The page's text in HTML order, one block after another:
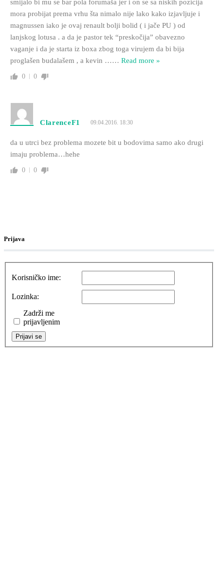
smijalo bi mu se bar pola forumaša jer i on se sa niskih pozicija
mora probijat prema vrhu šta nimalo nije lako kako izjavljuje i
magnussen iako je ovaj renault bolji bolid ( i jače PU ) od
lanjskog lotusa . a da je pastor tek “preskočija” obavezno
vaganje i da je starta iz boxa zbog toga virujem da bi bija
proglašen budalašem , a kevin …… Read more »
0 0
ClarenceF1 09.04.2016. 18:30
da u utrci bez problema mozete bit u bodovima samo ako drugi
imaju problema…hehe
0 0
Prijava
Korisničko ime:
Lozinka:
Zadrži me
prijavljenim
Prijavi se